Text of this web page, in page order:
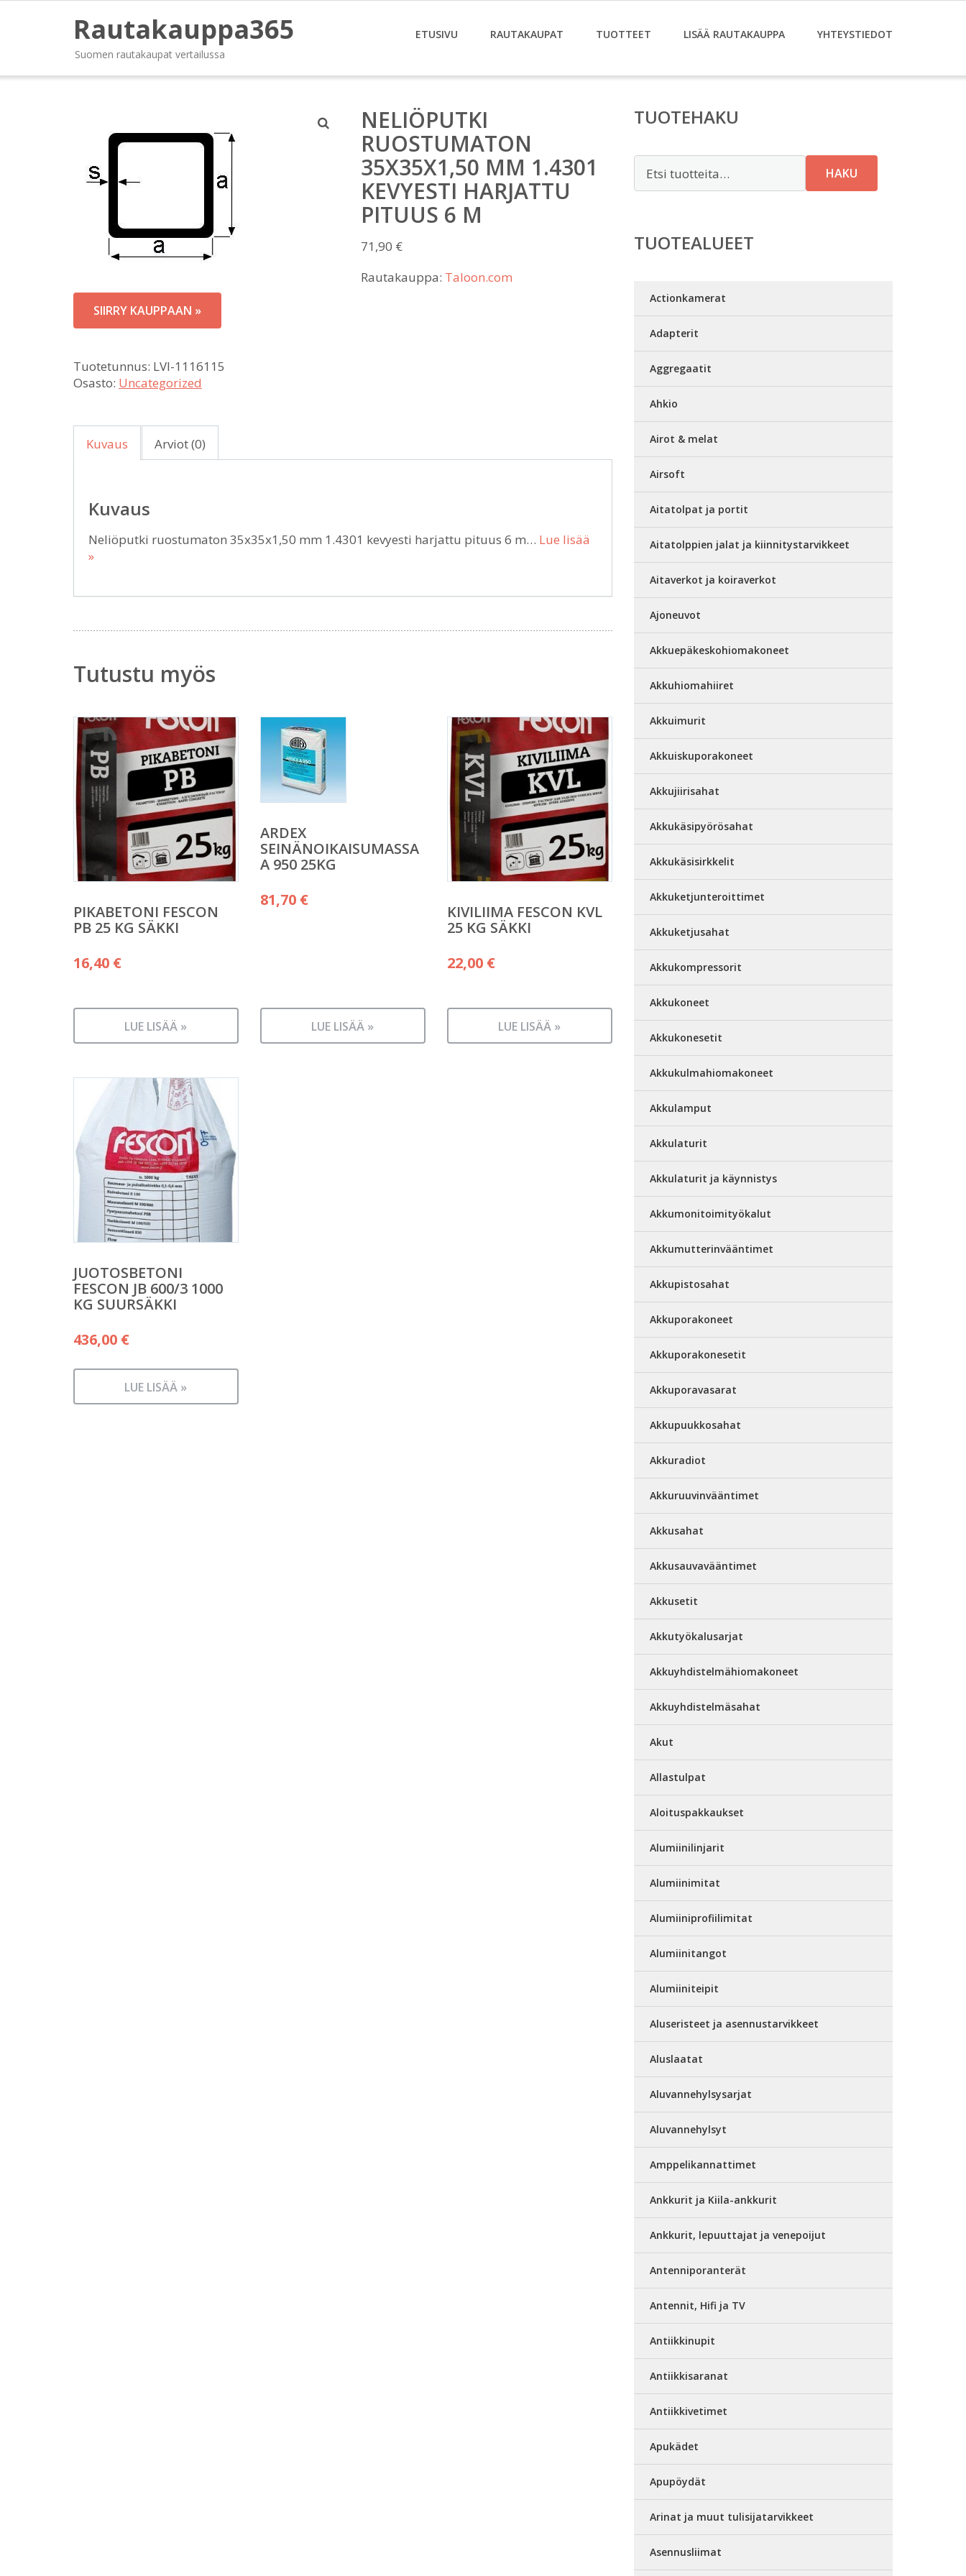
Rautakauppa365
Suomen rautakaupat vertailussa
ETUSIVU RAUTAKAUPAT TUOTTEET LISÄÄ RAUTAKAUPPA YHTEYSTIEDOT
NELIÖPUTKI
RUOSTUMATON
35X35X1,50 MM 1.4301
KEVYESTI HARJATTU
PITUUS 6 M
71,90 €
Rautakauppa: Taloon.com
SIIRRY KAUPPAAN »
Tuotetunnus: LVI-1116115
Osasto: Uncategorized
Kuvaus Arviot (0)
Kuvaus
Neliöputki ruostumaton 35x35x1,50 mm 1.4301 kevyesti harjattu pituus 6 m… Lue lisää
»
Tutustu myös
PIKABETONI FESCON
PB 25 KG SÄKKI
16,40 €
LUE LISÄÄ »
ARDEX
SEINÄNOIKAISUMASSA
A 950 25KG
81,70 €
LUE LISÄÄ »
KIVILIIMA FESCON KVL
25 KG SÄKKI
22,00 €
LUE LISÄÄ »
JUOTOSBETONI
FESCON JB 600/3 1000
KG SUURSÄKKI
436,00 €
LUE LISÄÄ »
TUOTEHAKU
HAKU
TUOTEALUEET
Actionkamerat
Adapterit
Aggregaatit
Ahkio
Airot & melat
Airsoft
Aitatolpat ja portit
Aitatolppien jalat ja kiinnitystarvikkeet
Aitaverkot ja koiraverkot
Ajoneuvot
Akkuepäkeskohiomakoneet
Akkuhiomahiiret
Akkuimurit
Akkuiskuporakoneet
Akkujiirisahat
Akkukäsipyörösahat
Akkukäsisirkkelit
Akkuketjunteroittimet
Akkuketjusahat
Akkukompressorit
Akkukoneet
Akkukonesetit
Akkukulmahiomakoneet
Akkulamput
Akkulaturit
Akkulaturit ja käynnistys
Akkumonitoimityökalut
Akkumutterinvääntimet
Akkupistosahat
Akkuporakoneet
Akkuporakonesetit
Akkuporavasarat
Akkupuukkosahat
Akkuradiot
Akkuruuvinvääntimet
Akkusahat
Akkusauvavääntimet
Akkusetit
Akkutyökalusarjat
Akkuyhdistelmähiomakoneet
Akkuyhdistelmäsahat
Akut
Allastulpat
Aloituspakkaukset
Alumiinilinjarit
Alumiinimitat
Alumiiniprofiilimitat
Alumiinitangot
Alumiiniteipit
Aluseristeet ja asennustarvikkeet
Aluslaatat
Aluvannehylsysarjat
Aluvannehylsyt
Amppelikannattimet
Ankkurit ja Kiila-ankkurit
Ankkurit, lepuuttajat ja venepoijut
Antenniporanterät
Antennit, Hifi ja TV
Antiikkinupit
Antiikkisaranat
Antiikkivetimet
Apukädet
Apupöydät
Arinat ja muut tulisijatarvikkeet
Asennusliimat